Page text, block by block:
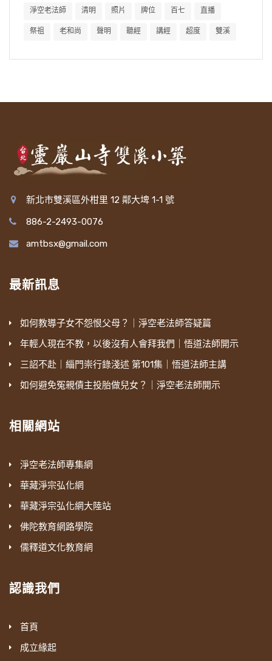
淨空老法師 清明 照片 牌位 百七 直播
祭祖 老和尚 聲明 聽經 講經 超度 雙溪
新北市雙溪區外柑里 12 鄰大埤 1-1 號
886-2-2493-0076
amtbsx@gmail.com
最新訊息
如何教導子女不怨恨父母？｜淨空老法師答疑篇
年輕人現在不教，以後沒有人會拜我們｜悟道法師開示
三詔不赴｜緇門崇行錄淺述 第101集｜悟道法師主講
如何避免冤親債主投胎做兒女？｜淨空老法師開示
相關網站
淨空老法師專集網
華藏淨宗弘化網
華藏淨宗弘化網大陸站
佛陀教育網路學院
儒釋道文化教育網
認識我們
首頁
成立緣起